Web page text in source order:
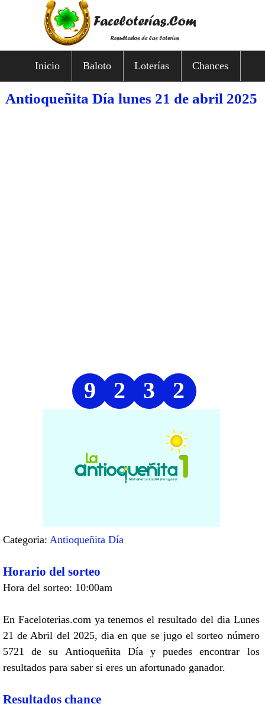
Inicio Baloto Loterías Chances
Antioqueñita Día lunes 21 de abril 2025
9 2 3 2
Categoria: Antioqueñita Día
Horario del sorteo
Hora del sorteo: 10:00am
En Faceloterias.com ya tenemos el resultado del dia Lunes
21 de Abril del 2025, dia en que se jugo el sorteo número
5721 de su Antioqueñita Día y puedes encontrar los
resultados para saber si eres un afortunado ganador.
Resultados chance